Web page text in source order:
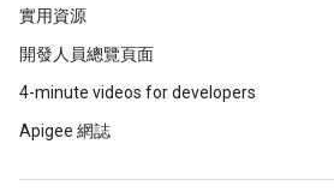
實用資源
開發人員總覽頁面
4-minute videos for developers
Apigee 網誌